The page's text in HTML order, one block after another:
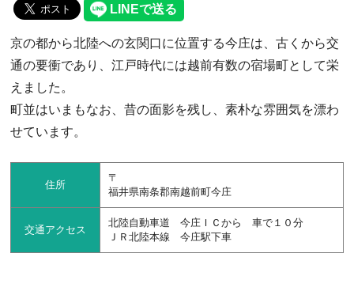
京の都から北陸への玄関口に位置する今庄は、古くから交
通の要衝であり、江戸時代には越前有数の宿場町として栄
えました。
町並はいまもなお、昔の面影を残し、素朴な雰囲気を漂わ
せています。
住所
〒
福井県南条郡南越前町今庄
交通アクセス
北陸自動車道 今庄ＩＣから 車で１０分
ＪＲ北陸本線 今庄駅下車